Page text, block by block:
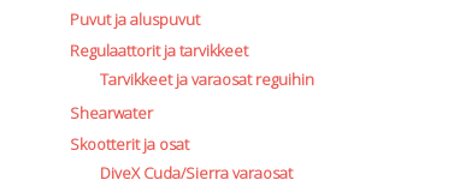
Puvut ja aluspuvut
Regulaattorit ja tarvikkeet
Tarvikkeet ja varaosat reguihin
Shearwater
Skootterit ja osat
DiveX Cuda/Sierra varaosat